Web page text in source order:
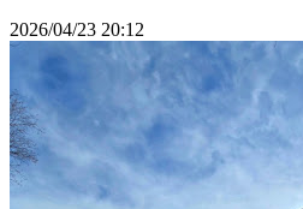
2026/04/23 20:12